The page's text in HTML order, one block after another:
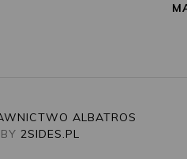
ALBATROS
2SIDES.PL